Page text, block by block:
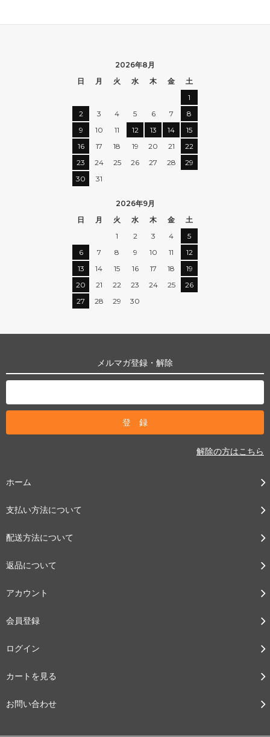
2026年8月
日
月 火 水 木 金
土
1
2
3 4 5 6 7
8
9
10 11 12 13 14
15
16
17 18 19 20 21
22
23
24 25 26 27 28
29
30
31
2026年9月
日
月 火 水 木 金
土
1
2 3 4
5
6
7 8 9 10 11
12
13
14 15 16 17 18
19
20
21 22 23 24 25
26
27
28 29 30
メルマガ登録・解除
解除の方はこちら
ホーム
支払い方法について
配送方法について
返品について
アカウント
会員登録
ログイン
カートを見る
お問い合わせ